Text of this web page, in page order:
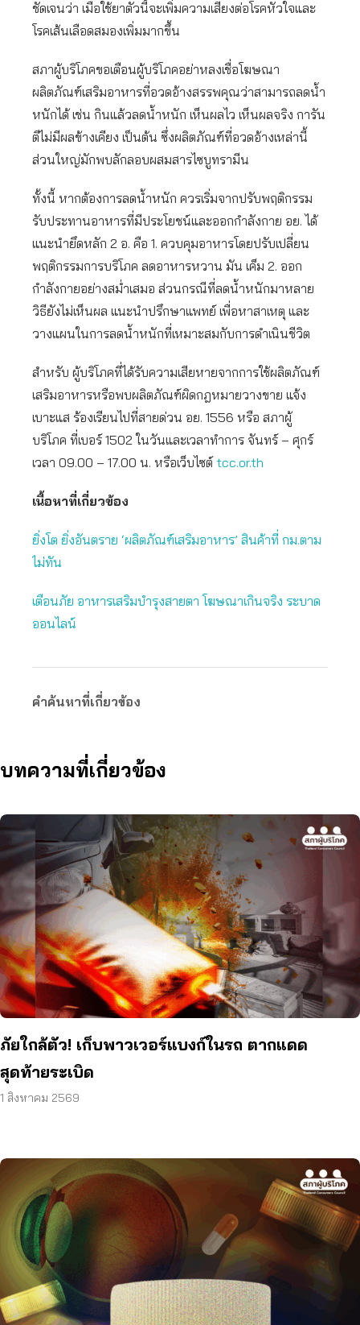
ชัดเจนว่า เมื่อใช้ยาตัวนี้จะเพิ่มความเสี่ยงต่อโรคหัวใจและ
โรคเส้นเลือดสมองเพิ่มมากขึ้น
สภาผู้บริโภคขอเตือนผู้บริโภคอย่าหลงเชื่อโฆษณา
ผลิตภัณฑ์เสริมอาหารที่อวดอ้างสรรพคุณว่าสามารถลดน้ำ
หนักได้ เช่น กินแล้วลดน้ำหนัก เห็นผลไว เห็นผลจริง การัน
ตีไม่มีผลข้างเคียง เป็นต้น ซึ่งผลิตภัณฑ์ที่อวดอ้างเหล่านี้
ส่วนใหญ่มักพบลักลอบผสมสารไซบูทรามีน
ทั้งนี้ หากต้องการลดน้ำหนัก ควรเริ่มจากปรับพฤติกรรม
รับประทานอาหารที่มีประโยชน์และออกกำลังกาย อย. ได้
แนะนำยึดหลัก 2 อ. คือ 1. ควบคุมอาหารโดยปรับเปลี่ยน
พฤติกรรมการบริโภค ลดอาหารหวาน มัน เค็ม 2. ออก
กำลังกายอย่างสม่ำเสมอ ส่วนกรณีที่ลดน้ำหนักมาหลาย
วิธียังไม่เห็นผล แนะนำปรึกษาแพทย์ เพื่อหาสาเหตุ และ
วางแผนในการลดน้ำหนักที่เหมาะสมกับการดำเนินชีวิต
สำหรับ ผู้บริโภคที่ได้รับความเสียหายจากการใช้ผลิตภัณฑ์
เสริมอาหารหรือพบผลิตภัณฑ์ผิดกฎหมายวางขาย แจ้ง
เบาะแส ร้องเรียนไปที่สายด่วน อย. 1556 หรือ สภาผู้
บริโภค ที่เบอร์ 1502 ในวันและเวลาทำการ จันทร์ – ศุกร์
เวลา 09.00 – 17.00 น. หรือเว็บไซต์ tcc.or.th
เนื้อหาที่เกี่ยวข้อง
ยิ่งโต ยิ่งอันตราย ‘ผลิตภัณฑ์เสริมอาหาร’ สินค้าที่ กม.ตาม
ไม่ทัน
เตือนภัย อาหารเสริมบำรุงสายตา โฆษณาเกินจริง ระบาด
ออนไลน์
คำค้นหาที่เกี่ยวข้อง
บทความที่เกี่ยวข้อง
ภัยใกล้ตัว! เก็บพาวเวอร์แบงก์ในรถ ตากแดด
สุดท้ายระเบิด
1 สิงหาคม 2569